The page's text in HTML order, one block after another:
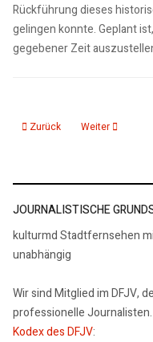
Rückführung dieses
gelingen konnte. Geplant
gegebener Zeit
Vorheriger Beitrag: Erich
Zurück Nächster
Weiter
JOURNALISTISCHE
kulturmd Stadtfernsehen
unabhängig
Wir sind Mitglied im DFJV,
professionelle
Kodex des DFJV: